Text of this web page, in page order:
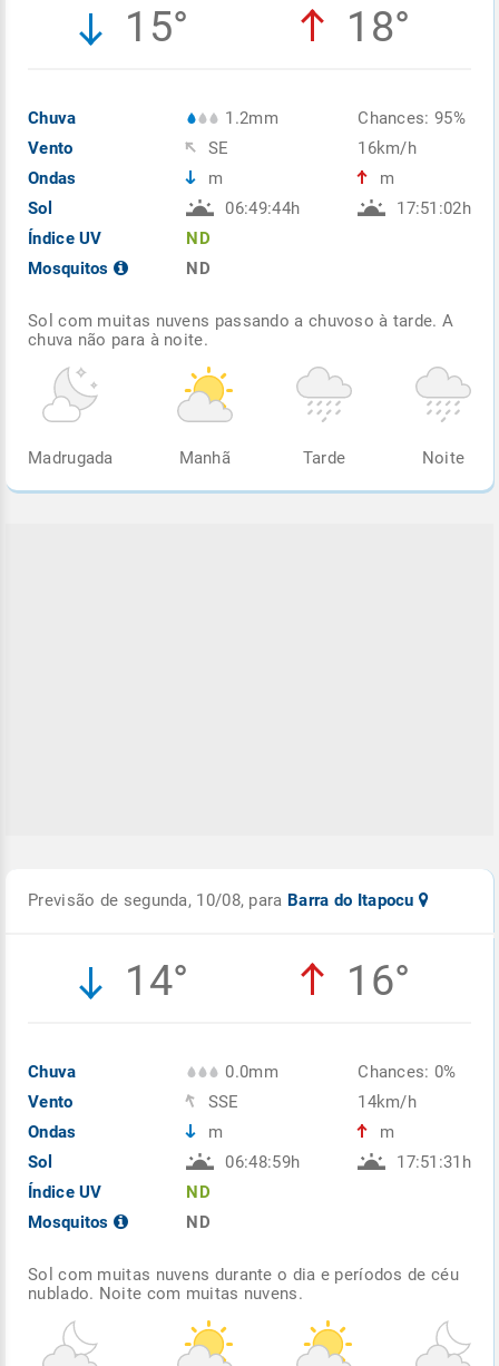
15° 18°
Chuva
Vento
Ondas
Sol
Índice UV
Mosquitos
1.2mm
SE
m
06:49:44h
ND
ND
Chances: 95%
16km/h
m
17:51:02h
Sol com muitas nuvens passando a chuvoso à tarde. A
chuva não para à noite.
Madrugada Manhã Tarde Noite
Previsão de segunda, 10/08, para Barra do Itapocu
14° 16°
Chuva
Vento
Ondas
Sol
Índice UV
Mosquitos
0.0mm
SSE
m
06:48:59h
ND
ND
Chances: 0%
14km/h
m
17:51:31h
Sol com muitas nuvens durante o dia e períodos de céu
nublado. Noite com muitas nuvens.